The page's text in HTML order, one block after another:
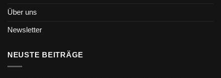
Über uns
Newsletter
NEUSTE BEITRÄGE